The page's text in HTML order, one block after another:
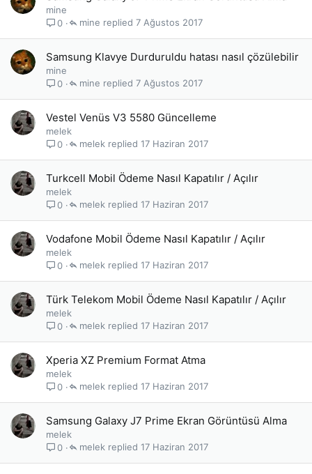
mine
0
7 Ağustos 2017
mine
Samsung Klavye Durduruldu hatası nasıl çözülebilir
mine
0
7 Ağustos 2017
mine
Vestel Venüs V3 5580 Güncelleme
melek
0
17 Haziran 2017
melek
Turkcell Mobil Ödeme Nasıl Kapatılır / Açılır
melek
0
17 Haziran 2017
melek
Vodafone Mobil Ödeme Nasıl Kapatılır / Açılır
melek
0
17 Haziran 2017
melek
Türk Telekom Mobil Ödeme Nasıl Kapatılır / Açılır
melek
0
17 Haziran 2017
melek
Xperia XZ Premium Format Atma
melek
0
17 Haziran 2017
melek
Samsung Galaxy J7 Prime Ekran Görüntüsü Alma
melek
0
17 Haziran 2017
melek